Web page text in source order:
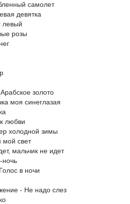
самолет
девятка
левый
розы
золото
моя синеглазая
любви
холодной зимы
мой свет
мальчик не идет
ночь
в ночи
- Не надо слез